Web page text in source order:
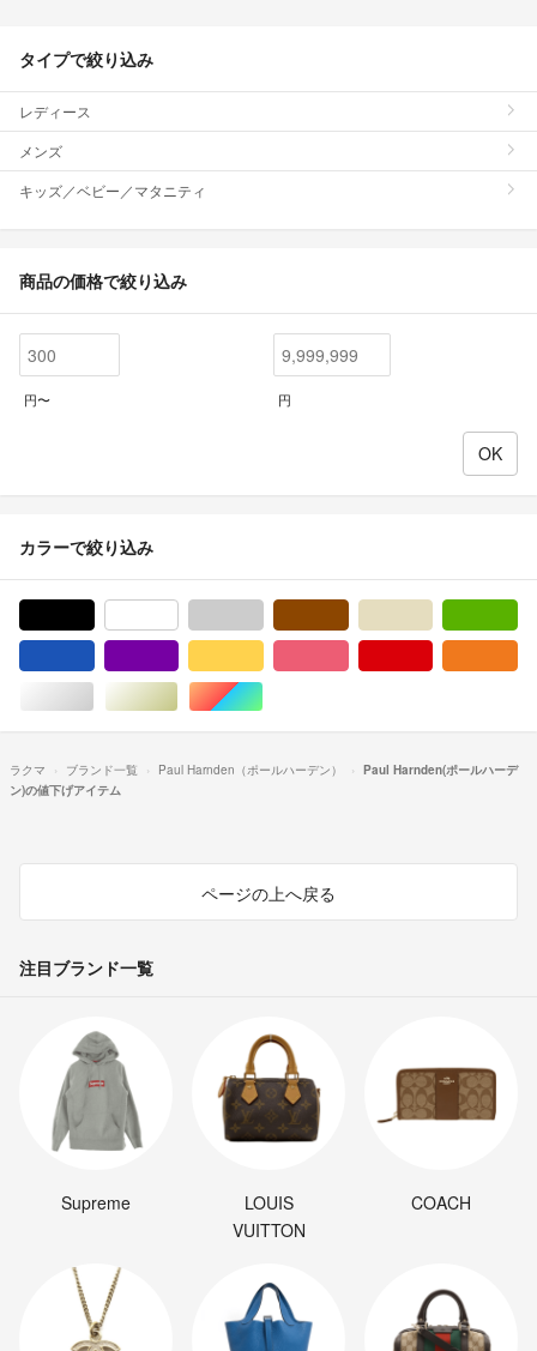
タイプで絞り込み
レディース
メンズ
キッズ／ベビー／マタニティ
商品の価格で絞り込み
円〜 円
カラーで絞り込み
シルバー/銀色系ゴールド/金色系マルチカラー
ラクマ ブランド一覧 Paul Harnden（ポールハーデン）
Paul Harnden(ポールハーデ
ン)の値下げアイテム
ページの上へ戻る
注目ブランド一覧
Supreme
LOUIS
VUITTON
COACH